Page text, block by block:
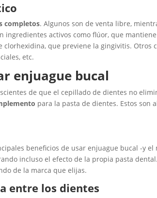
completos. Algunos son de venta libre,
ingredientes activos como flúor, que
clorhexidina, que previene la gingivitis. Otros
etc.
enjuague bucal
de que el cepillado de dientes no
para la pasta de dientes. Estos son
beneficios de usar enjuague bucal -y
incluso el efecto de la propia pasta
de la marca que elijas.
entre los dientes